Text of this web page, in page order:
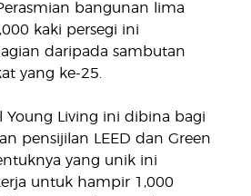
bangunan lima
kaki persegi ini
daripada sambutan
yang ke-25.
Young Living ini dibina bagi
pensijilan LEED dan Green
yang unik ini
untuk hampir 1,000